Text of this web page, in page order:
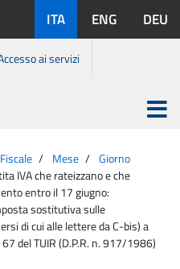
disponibili:
ITA ENG DEU
ai servizi
Apri
menu
Mese
Giorno
IVA che rateizzano e che
entro il 17 giugno:
sostitutiva sulle
di cui alle lettere da C-bis) a
del TUIR (D.P.R. n. 917/1986)